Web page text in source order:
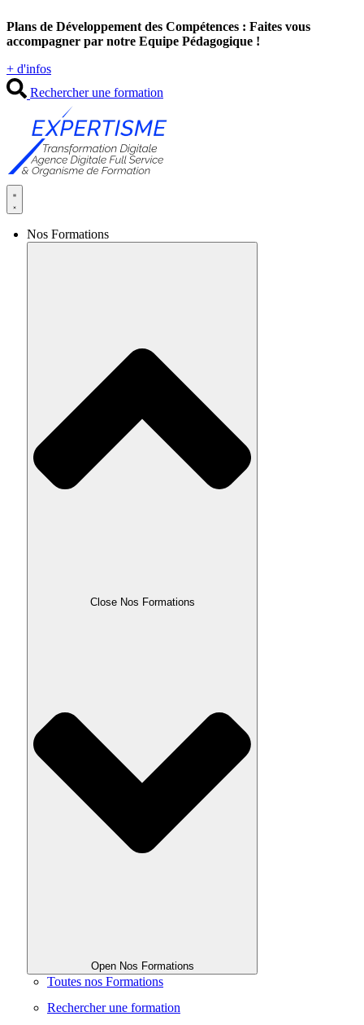
au
contenu
Plans de Développement des Compétences : Faites vous
accompagner par notre Equipe Pédagogique !
+ d'infos
Rechercher une formation
Nos Formations
Close Nos Formations
Open Nos Formations
Toutes nos Formations
Rechercher une formation